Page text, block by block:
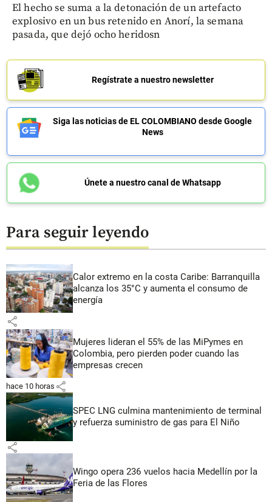
El hecho se suma a la detonación de un artefacto
explosivo en un bus retenido en Anorí, la semana
pasada, que dejó ocho heridosn
Regístrate a nuestro newsletter
Siga las noticias de EL COLOMBIANO desde Google
News
Únete a nuestro canal de Whatsapp
Para seguir leyendo
Calor extremo en la costa Caribe: Barranquilla
alcanza los 35°C y aumenta el consumo de
energía
share
Mujeres lideran el 55% de las MiPymes en
Colombia, pero pierden poder cuando las
empresas crecen
hace 10 horas share
SPEC LNG culmina mantenimiento de terminal
y refuerza suministro de gas para El Niño
share
Wingo opera 236 vuelos hacia Medellín por la
Feria de las Flores